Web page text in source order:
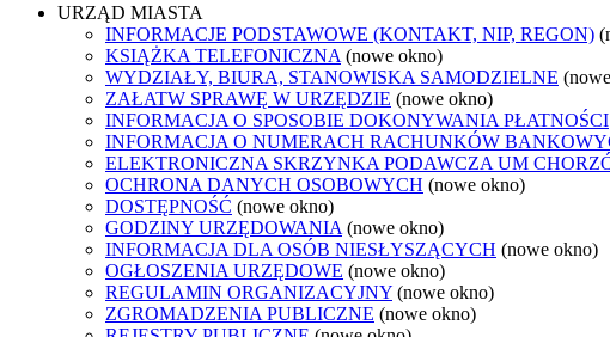
URZĄD MIASTA
INFORMACJE PODSTAWOWE (KONTAKT, NIP, REGON)
KSIĄŻKA TELEFONICZNA (nowe okno)
WYDZIAŁY, BIURA, STANOWISKA SAMODZIELNE
ZAŁATW SPRAWĘ W URZĘDZIE (nowe okno)
INFORMACJA O SPOSOBIE DOKONYWANIA PŁATNOŚCI
INFORMACJA O NUMERACH RACHUNKÓW
ELEKTRONICZNA SKRZYNKA PODAWCZA UM
OCHRONA DANYCH OSOBOWYCH (nowe okno)
DOSTĘPNOŚĆ (nowe okno)
GODZINY URZĘDOWANIA (nowe okno)
INFORMACJA DLA OSÓB NIESŁYSZĄCYCH (nowe okno)
OGŁOSZENIA URZĘDOWE (nowe okno)
REGULAMIN ORGANIZACYJNY (nowe okno)
ZGROMADZENIA PUBLICZNE (nowe okno)